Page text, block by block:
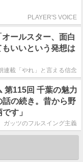
PLAYER'S VOICE
ールスター、面白
いいという発想は
連載「やれ」と言える信念
第115回 千葉の魅力
話の続き。昔から野
す」
ガッツのフルスイング主義